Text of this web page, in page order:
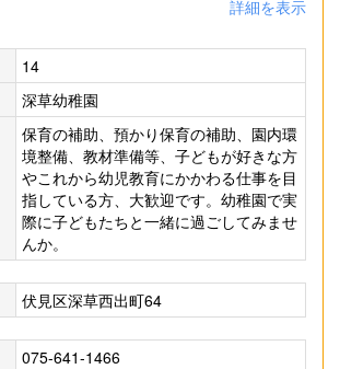
詳細を表示
14
深草幼稚園
保育の補助、預かり保育の補助、園内環
境整備、教材準備等、子どもが好きな方
やこれから幼児教育にかかわる仕事を目
指している方、大歓迎です。幼稚園で実
際に子どもたちと一緒に過ごしてみませ
んか。
伏見区深草西出町64
075-641-1466